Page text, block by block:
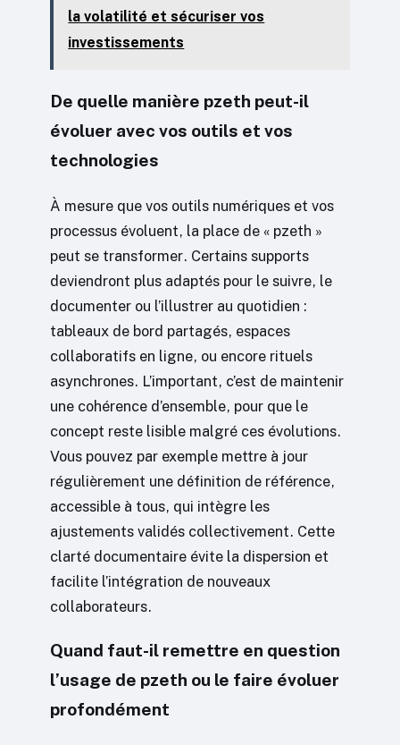
la volatilité et sécuriser vos
investissements
De quelle manière pzeth peut-il
évoluer avec vos outils et vos
technologies
À mesure que vos outils numériques et vos
processus évoluent, la place de « pzeth »
peut se transformer. Certains supports
deviendront plus adaptés pour le suivre, le
documenter ou l’illustrer au quotidien :
tableaux de bord partagés, espaces
collaboratifs en ligne, ou encore rituels
asynchrones. L’important, c’est de maintenir
une cohérence d’ensemble, pour que le
concept reste lisible malgré ces évolutions.
Vous pouvez par exemple mettre à jour
régulièrement une définition de référence,
accessible à tous, qui intègre les
ajustements validés collectivement. Cette
clarté documentaire évite la dispersion et
facilite l’intégration de nouveaux
collaborateurs.
Quand faut-il remettre en question
l’usage de pzeth ou le faire évoluer
profondément